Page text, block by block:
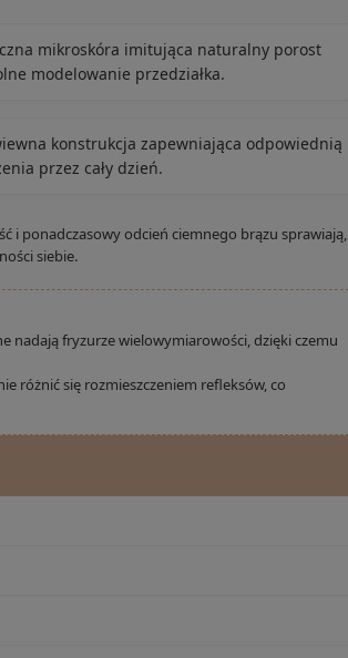
mikroskóra imitująca naturalny porost
modelowanie przedziałka.
konstrukcja zapewniająca odpowiednią
przez cały dzień.
i ponadczasowy odcień ciemnego brązu sprawiają,
siebie.
nadają fryzurze wielowymiarowości, dzięki czemu
różnić się rozmieszczeniem refleksów, co